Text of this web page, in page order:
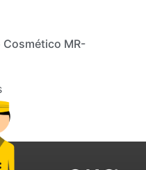
Cosmético MR-